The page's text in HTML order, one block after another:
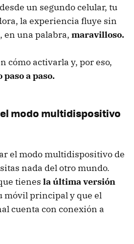
un segundo celular, tu
la experiencia fluye sin
en una palabra, maravilloso.
cómo activarla y, por eso,
a paso.
modo multidispositivo
el modo multidispositivo de
nada del otro mundo.
tienes la última versión
móvil principal y que el
cuenta con conexión a